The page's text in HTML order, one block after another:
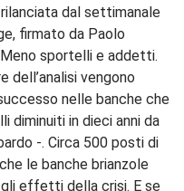
dal settimanale
firmato da Paolo
sportelli e addetti.
dell’analisi vengono
nelle banche che
diminuiti in dieci anni da
-. Circa 500 posti di
le banche brianzole
effetti della crisi. E se